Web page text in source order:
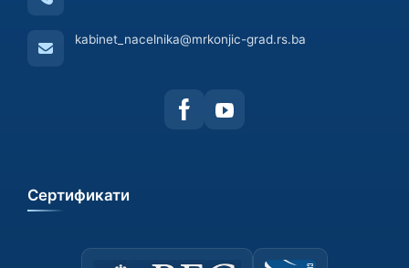
kabinet_nacelnika@mrkonjic-grad.rs.ba
Сертификати